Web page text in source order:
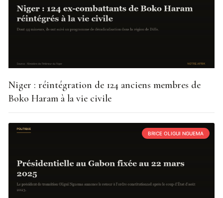
Niger : réintégration de 124 anciens membres de
Boko Haram à la vie civile
BRICE OLIGUI NGUEMA